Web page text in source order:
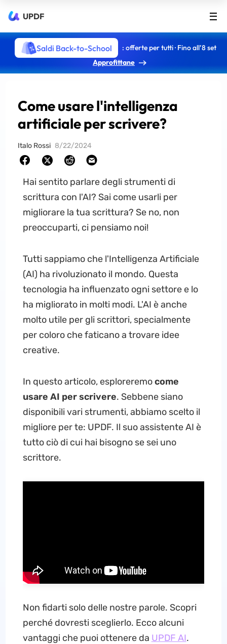
UPDF
Saldi Back-to-School
: offerte per tutti · Fino all’8 set
Approfittane
Come usare l'intelligenza
artificiale per scrivere?
Italo Rossi 8/22/2024
Hai sentito parlare degli strumenti di
scrittura con l'AI? Sai come usarli per
migliorare la tua scrittura? Se no, non
preoccuparti, ci pensiamo noi!
Tutti sappiamo che l'Intelligenza Artificiale
(AI) ha rivoluzionato il mondo. Questa
tecnologia ha influenzato ogni settore e lo
ha migliorato in molti modi. L'AI è anche
molto utile per gli scrittori, specialmente
per coloro che faticano a trovare idee
creative.
In questo articolo, esploreremocome
usare AI per scrivere. Sebbene siano
disponibili vari strumenti, abbiamo scelto il
migliore per te: UPDF. Il suo assistente AI è
tutto ciò di cui hai bisogno se sei uno
scrittore.
Non fidarti solo delle nostre parole. Scopri
perché dovresti sceglierlo. Ecco alcuni
vantaggi che puoi ottenere da UPDF AI.